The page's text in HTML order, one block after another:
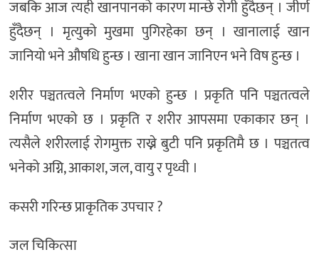
जबकि आज त्यही खानपानको कारण मान्छे रोगी हुँदैछन् । जीर्ण
हुँदैछन् । मृत्युको मुखमा पुगिरहेका छन् । खानालाई खान
जानियो भने औषधि हुन्छ । खाना खान जानिएन भने विष हुन्छ ।
शरीर पञ्चतत्वले निर्माण भएको हुन्छ । प्रकृति पनि पञ्चतत्वले
निर्माण भएको छ । प्रकृति र शरीर आपसमा एकाकार छन् ।
त्यसैले शरीरलाई रोगमुक्त राख्ने बुटी पनि प्रकृतिमै छ । पञ्चतत्व
भनेको अग्नि, आकाश, जल, वायु र पृथ्वी ।
कसरी गरिन्छ प्राकृतिक उपचार ?
जल चिकित्सा